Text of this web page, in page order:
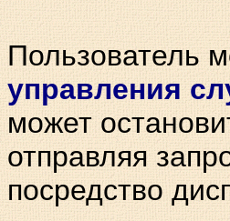
Пользователь
управления
может
отправляя
посредство